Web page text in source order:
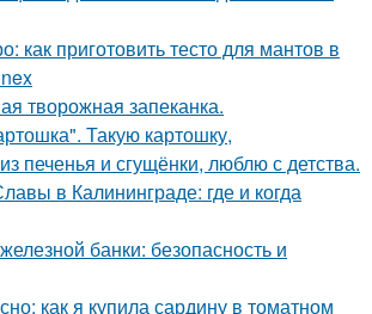
как приготовить тесто для мантов в
творожная запеканка.
Такую картошку,
печенья и сгущёнки, люблю с детства.
в Калининграде: где и когда
банки: безопасность и
как я купила сардину в томатном